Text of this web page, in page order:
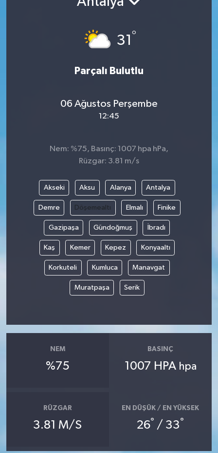
31 °
Parçalı Bulutlu
06 Ağustos Perşembe
12:45
Nem: %75, Basınç: 1007 hpa hPa,
Rüzgar: 3.81 m/s
Akseki Aksu Alanya Antalya
Demre Döşemealtı Elmalı Finike
Gazipaşa Gündoğmuş İbradı
Kaş Kemer Kepez Konyaaltı
Korkuteli Kumluca Manavgat
Muratpaşa Serik
NEM
%75
BASINÇ
1007 HPA hpa
RÜZGAR
3.81 M/S
EN DÜŞÜK / EN YÜKSEK
26° / 33°